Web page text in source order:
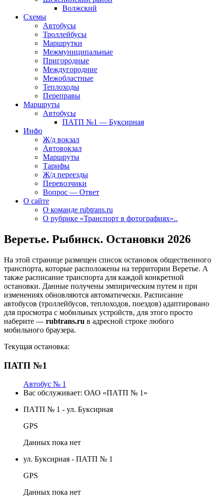
Волжский
Схемы
Автобусы
Троллейбусы
Маршрутки
Межмуниципальные
Пригородные
Междугородние
Межобластные
Теплоходы
Переправы
Маршруты
Автобусы
ПАТП №1 — Буксирная
Инфо
Ж/д вокзал
Автовокзал
Маршруты
Тарифы
Ж/д переезды
Перевозчики
Вопрос — Ответ
О сайте
О команде rubtrans.ru
О рубрике «Транспорт в фотографиях»..
Веретье. Рыбинск. Остановки 2026
На этой странице размещен список остановок общественного
транспорта, которые расположены на территории Веретье. А
также расписание транспорта для каждой конкретной
остановки. Данные получены эмпирическим путем и при
изменениях обновляются автоматически. Расписание
автобусов (троллейбусов, теплоходов, поездов) адаптировано
для просмотра с мобильных устройств, для этого просто
наберите — rubtrans.ru в адресной строке любого
мобильного браузера.
Текущая остановка:
ПАТП №1
Автобус № 1
Вас обслуживает: ОАО «ПАТП № 1»
ПАТП № 1 - ул. Буксирная
GPS
Данных пока нет
ул. Буксирная - ПАТП № 1
GPS
Данных пока нет